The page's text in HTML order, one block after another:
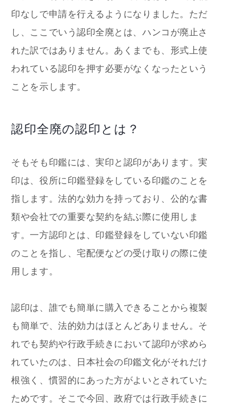
印なしで申請を行えるようになりました。ただ
し、ここでいう認印全廃とは、ハンコが廃止さ
れた訳ではありません。あくまでも、形式上使
われている認印を押す必要がなくなったという
ことを示します。
認印全廃の認印とは？
そもそも印鑑には、実印と認印があります。実
印は、役所に印鑑登録をしている印鑑のことを
指します。法的な効力を持っており、公的な書
類や会社での重要な契約を結ぶ際に使用しま
す。一方認印とは、印鑑登録をしていない印鑑
のことを指し、宅配便などの受け取りの際に使
用します。
認印は、誰でも簡単に購入できることから複製
も簡単で、法的効力はほとんどありません。そ
れでも契約や行政手続きにおいて認印が求めら
れていたのは、日本社会の印鑑文化がそれだけ
根強く、慣習的にあった方がよいとされていた
ためです。そこで今回、政府では行政手続きに